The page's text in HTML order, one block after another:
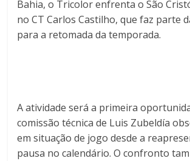
Bahia, o Tricolor enfrenta o São
no CT Carlos Castilho, que faz parte
para a retomada da temporada.
A atividade será a primeira
comissão técnica de Luis Zubeldía
em situação de jogo desde a
pausa no calendário. O confronto